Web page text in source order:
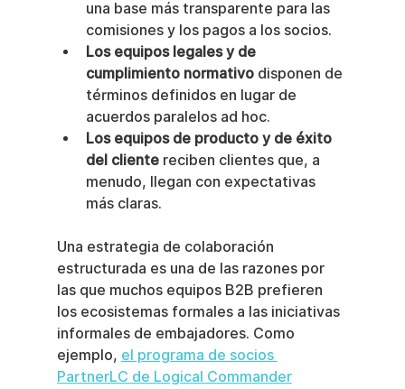
una base más transparente para las
comisiones y los pagos a los socios.
Los equipos legales y de
cumplimiento normativo disponen de
términos definidos en lugar de
acuerdos paralelos ad hoc.
Los equipos de producto y de éxito
del cliente reciben clientes que, a
menudo, llegan con expectativas
más claras.
Una estrategia de colaboración
estructurada es una de las razones por
las que muchos equipos B2B prefieren
los ecosistemas formales a las iniciativas
informales de embajadores. Como
ejemplo, el programa de socios
PartnerLC de Logical Commander